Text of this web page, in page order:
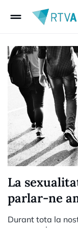
drag_handle
La
parlar-ne
Durant tota la